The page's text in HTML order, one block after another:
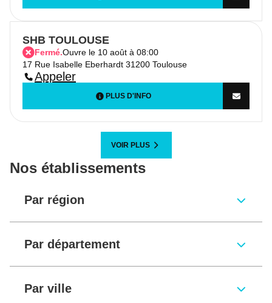
SHB TOULOUSE
Fermé.Ouvre le 10 août à 08:00
17 Rue Isabelle Eberhardt 31200 Toulouse
Appeler
PLUS D'INFO
VOIR PLUS
Nos établissements
Par région
Par département
Par ville